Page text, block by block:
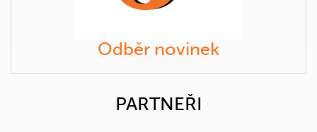
Odběr novinek
PARTNEŘI